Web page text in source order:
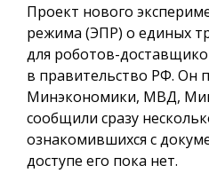
Проект нового
режима (ЭПР) о единых
для роботов-
в правительство РФ. Он
Минэкономики, МВД,
сообщили сразу
ознакомившихся с
доступе его пока нет.